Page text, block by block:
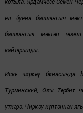
ел буена башлангыч
башлангыч мәктәп
кайтарылды.
Иске чиркәү бинасында
Турминский, Олы Тәрбит
үткәрә. Чиркәү күптәннән